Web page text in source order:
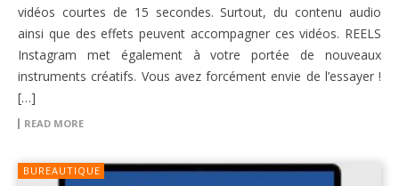
vidéos courtes de 15 secondes. Surtout, du contenu audio
ainsi que des effets peuvent accompagner ces vidéos. REELS
Instagram met également à votre portée de nouveaux
instruments créatifs. Vous avez forcément envie de l’essayer !
[…]
READ MORE
BUREAUTIQUE